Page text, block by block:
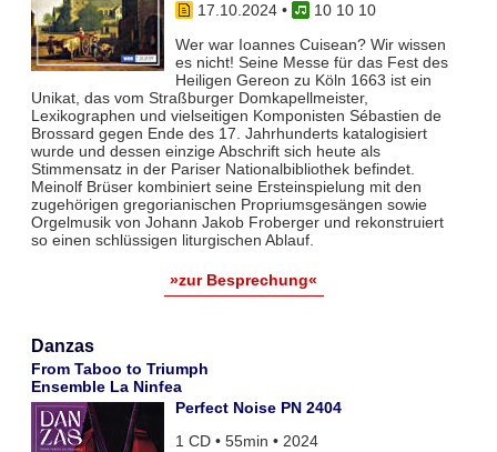
17.10.2024•
10 10 10
Wer war Ioannes Cuisean? Wir wissen
es nicht! Seine Messe für das Fest des
Heiligen Gereon zu Köln 1663 ist ein
Unikat, das vom Straßburger Domkapellmeister,
Lexikographen und vielseitigen Komponisten Sébastien de
Brossard gegen Ende des 17. Jahrhunderts katalogisiert
wurde und dessen einzige Abschrift sich heute als
Stimmensatz in der Pariser Nationalbibliothek befindet.
Meinolf Brüser kombiniert seine Ersteinspielung mit den
zugehörigen gregorianischen Propriumsgesängen sowie
Orgelmusik von Johann Jakob Froberger und rekonstruiert
so einen schlüssigen liturgischen Ablauf.
»zur Besprechung«
Danzas
From Taboo to Triumph
Ensemble La Ninfea
Perfect Noise PN 2404
1 CD • 55min • 2024